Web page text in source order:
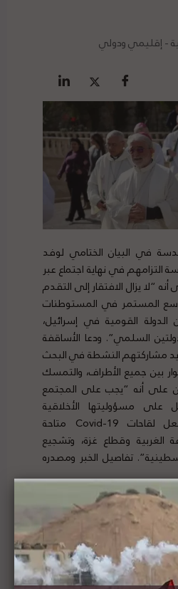
- إقليمي ودولي
في البيان الختامي لوفد
التزامهم في نهاية اجتماع عبر
“لا يزال الافتقار إلى التقدم
المستمر في المستوطنات
الدولة القومية في إسرائيل،
السلمي”. ودعا الأساقفة
مشاركتهم النشطة في البحث
بين جميع الأطراف، والتمسك
على أنه “يجب على المجتمع
على مسؤوليتها الأخلاقية
والقانونية والإنسانية لجعل لقاحات Covid-19 متاحة
وقطاع غزة، وتشجيع
تفاصيل الخبر ومصدره
يطالب المجتمع الدولي
من اعتداءات